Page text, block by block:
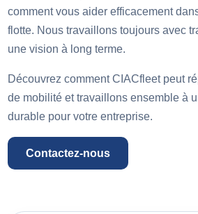
comment vous aider efficacement
flotte. Nous travaillons toujours avec
une vision à long terme.
Découvrez comment CIACfleet peut
de mobilité et travaillons ensemble à
durable pour votre entreprise.
Contactez-nous